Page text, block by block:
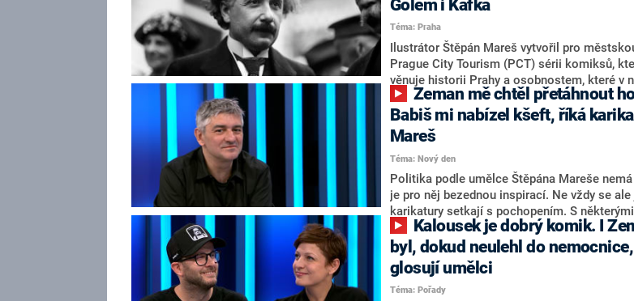
jeho tvorbu ovlivnilo setkání s autorem
Vetřelce. Za co ho nedávno chválili v
CNN Prima NEWS navíc vytvořil exkluzivně
aktuální karikaturu.
Golem i Kafka
Téma: Praha
Ilustrátor Štěpán Mareš vytvořil pro
Prague City Tourism (PCT) sérii komiksů,
věnuje historii Prahy a osobnostem, které v
První tři svazky vyprávějí o Golemovi, Albertu
Einsteinovi a Franzi Kafkovi, další budou
Novinářům to dnes oznámila mluvčí firmy
Janderová.
Babiš mi nabízel kšeft, říká
Mareš
Téma: Nový den
Politika podle umělce Štěpána Mareše
je pro něj bezednou inspirací. Ne vždy se ale
karikatury setkají s pochopením. S některými
činiteli se dokonce soudil. Prozradil to v
den na CNN Prima NEWS.
byl, dokud neulehl do nemocnice,
glosují umělci
Téma: Pořady